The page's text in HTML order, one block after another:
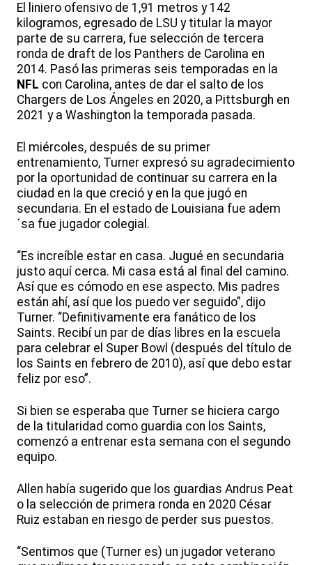
El liniero ofensivo de 1,91 metros y 142
kilogramos, egresado de LSU y titular la mayor
parte de su carrera, fue selección de tercera
ronda de draft de los Panthers de Carolina en
2014. Pasó las primeras seis temporadas en la
NFL con Carolina, antes de dar el salto de los
Chargers de Los Ángeles en 2020, a Pittsburgh en
2021 y a Washington la temporada pasada.
El miércoles, después de su primer
entrenamiento, Turner expresó su agradecimiento
por la oportunidad de continuar su carrera en la
ciudad en la que creció y en la que jugó en
secundaria. En el estado de Louisiana fue adem
´sa fue jugador colegial.
“Es increíble estar en casa. Jugué en secundaria
justo aquí cerca. Mi casa está al final del camino.
Así que es cómodo en ese aspecto. Mis padres
están ahí, así que los puedo ver seguido”, dijo
Turner. “Definitivamente era fanático de los
Saints. Recibí un par de días libres en la escuela
para celebrar el Super Bowl (después del título de
los Saints en febrero de 2010), así que debo estar
feliz por eso”.
Si bien se esperaba que Turner se hiciera cargo
de la titularidad como guardia con los Saints,
comenzó a entrenar esta semana con el segundo
equipo.
Allen había sugerido que los guardias Andrus Peat
o la selección de primera ronda en 2020 César
Ruiz estaban en riesgo de perder sus puestos.
“Sentimos que (Turner es) un jugador veterano